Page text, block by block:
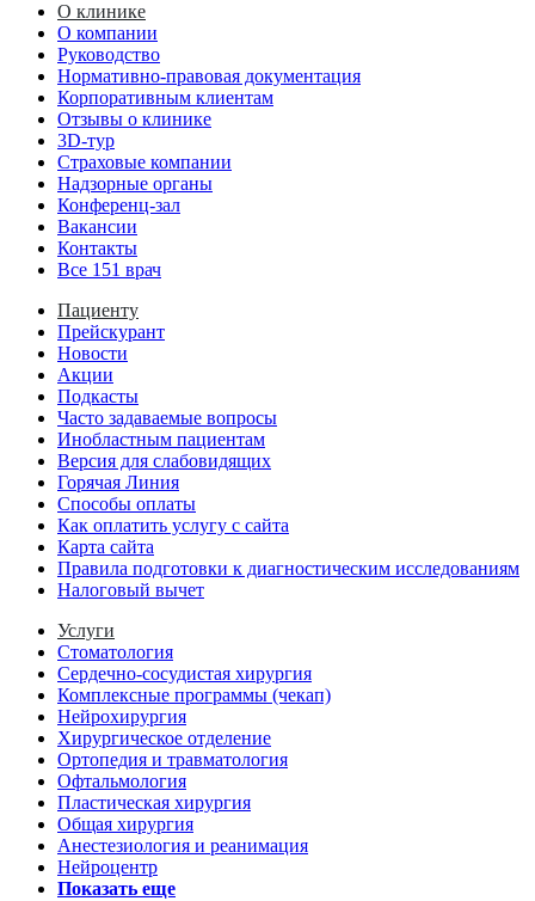
О клинике
О компании
Руководство
Нормативно-правовая документация
Корпоративным клиентам
Отзывы о клинике
3D-тур
Страховые компании
Надзорные органы
Конференц-зал
Вакансии
Контакты
Все 151 врач
Пациенту
Прейскурант
Новости
Акции
Подкасты
Часто задаваемые вопросы
Инобластным пациентам
Версия для слабовидящих
Горячая Линия
Способы оплаты
Как оплатить услугу с сайта
Карта сайта
Правила подготовки к диагностическим исследованиям
Налоговый вычет
Услуги
Стоматология
Сердечно-сосудистая хирургия
Комплексные программы (чекап)
Нейрохирургия
Хирургическое отделение
Ортопедия и травматология
Офтальмология
Пластическая хирургия
Общая хирургия
Анестезиология и реанимация
Нейроцентр
Показать еще